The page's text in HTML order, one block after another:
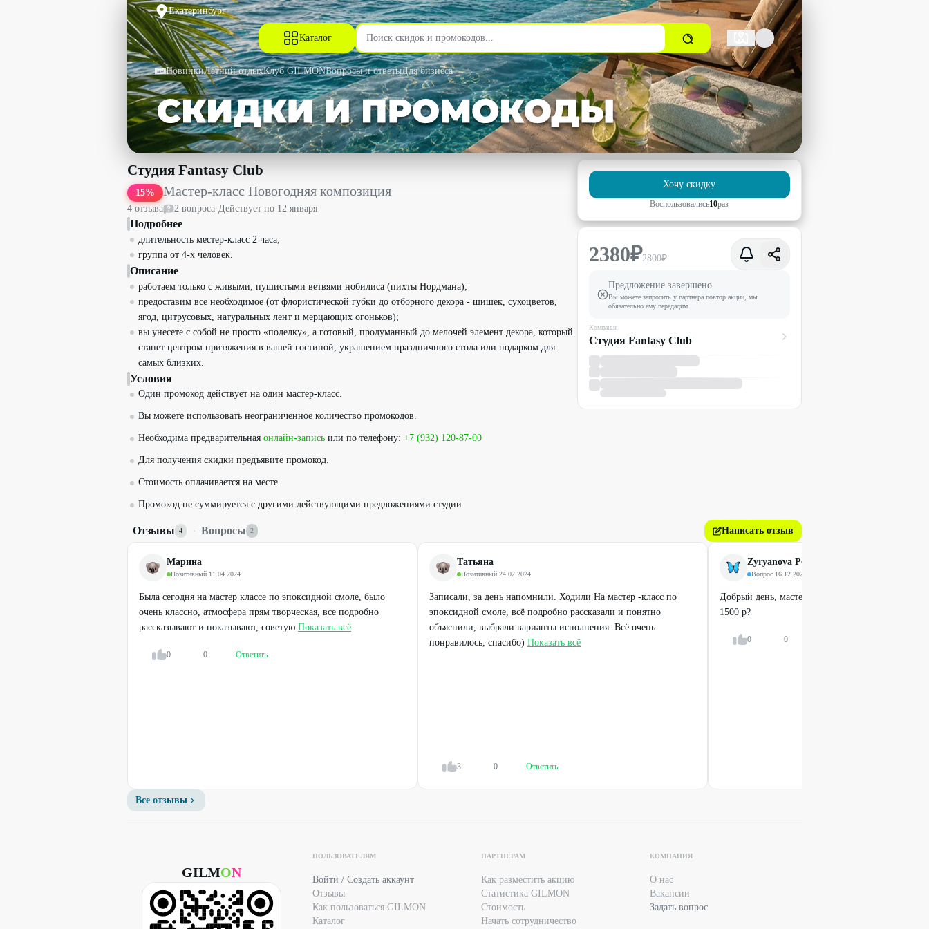
Екатеринбург
Каталог
НовинкиЛетний отдыхКлуб GILMONВопросы и ответыДля бизнеса
Мастер-класс Новогодняя композиция со скидкой 15% - Студия Fantasy Club в Екатеринбурге
Студия Fantasy Club
15% Мастер-класс Новогодняя композиция
4 отзыва 2 вопроса·Действует по 12 января
Подробнее
длительность местер-класс 2 часа;
группа от 4-х человек.
Описание
работаем только с живыми, пушистыми ветвями нобилиса (пихты Нордмана);
предоставим все необходимое (от флористической губки до отборного декора - шишек, сухоцветов,
ягод, цитрусовых, натуральных лент и мерцающих огоньков);
вы унесете с собой не просто «поделку», а готовый, продуманный до мелочей элемент декора, который
станет центром притяжения в вашей гостиной, украшением праздничного стола или подарком для
самых близких.
Условия
Один промокод действует на один мастер-класс.
Вы можете использовать неограниченное количество промокодов.
Необходима предварительная онлайн-запись или по телефону: +7 (932) 120-87-00
Для получения скидки предъявите промокод.
Стоимость оплачивается на месте.
Промокод не суммируется с другими действующими предложениями студии.
Хочу скидку
Воспользовались10раз
2380₽2800₽
Предложение завершено
Вы можете запросить у партнера повтор акции, мы
обязательно ему передадим
Компания
Студия Fantasy Club
Отзывы 4 · Вопросы 2 Написать отзыв
Марина
Позитивный·11.04.2024
Была сегодня на мастер классе по эпоксидной смоле, было
очень классно, атмосфера прям творческая, все подробно
рассказывают и показывают, советую Показать всё
0 0 Ответить
Татьяна
Позитивный·24.02.2024
Записали, за день напомнили. Ходили На мастер -класс по
эпоксидной смоле, всё подробно рассказали и понятно
объяснили, выбрали варианты исполнения. Всё очень
понравилось, спасибо) Показать всё
3 0 Ответить
Zyryanova Polina
Вопрос·16.12.2025
Добрый день, мастер-класс свечи из вощины на 4
1500 р?
0 0
Все отзывы
GILMON
ПОЛЬЗОВАТЕЛЯМ
Войти / Создать аккаунт
Отзывы
Как пользоваться GILMON
Каталог
ПАРТНЕРАМ
Как разместить акцию
Статистика GILMON
Стоимость
Начать сотрудничество
КОМПАНИЯ
О нас
Вакансии
Задать вопрос